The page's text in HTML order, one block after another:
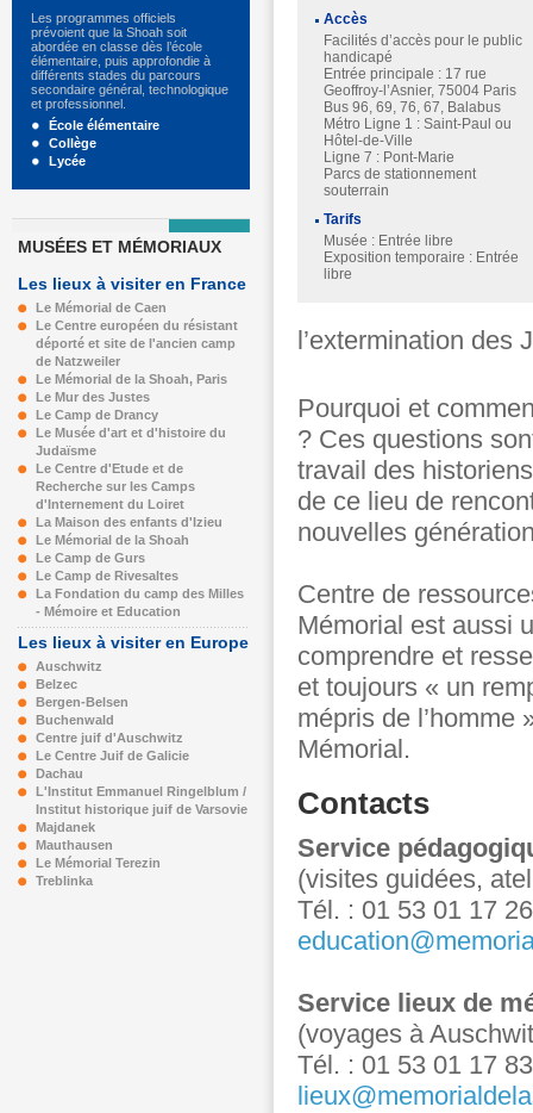
Les programmes officiels
prévoient que la Shoah soit
abordée en classe dès l’école
élémentaire, puis approfondie à
différents stades du parcours
secondaire général, technologique
et professionnel.
École élémentaire
Collège
Lycée
MUSÉES ET MÉMORIAUX
Les lieux à visiter en France
Le Mémorial de Caen
Le Centre européen du résistant
déporté et site de l'ancien camp
de Natzweiler
Le Mémorial de la Shoah, Paris
Le Mur des Justes
Le Camp de Drancy
Le Musée d'art et d'histoire du
Judaïsme
Le Centre d'Etude et de
Recherche sur les Camps
d'Internement du Loiret
La Maison des enfants d'Izieu
Le Mémorial de la Shoah
Le Camp de Gurs
Le Camp de Rivesaltes
La Fondation du camp des Milles
- Mémoire et Education
Les lieux à visiter en Europe
Auschwitz
Belzec
Bergen-Belsen
Buchenwald
Centre juif d'Auschwitz
Le Centre Juif de Galicie
Dachau
L'Institut Emmanuel Ringelblum /
Institut historique juif de Varsovie
Majdanek
Mauthausen
Le Mémorial Terezin
Treblinka
Accès
Facilités d’accès pour le public
handicapé
Entrée principale : 17 rue
Geoffroy-l’Asnier, 75004 Paris
Bus 96, 69, 76, 67, Balabus
Métro Ligne 1 : Saint-Paul ou
Hôtel-de-Ville
Ligne 7 : Pont-Marie
Parcs de stationnement
souterrain
Tarifs
Musée : Entrée libre
Exposition temporaire : Entrée
libre
l’extermination des
Pourquoi et
? Ces questions
travail des
de ce lieu de
nouvelles
Centre de
Mémorial est aussi
comprendre et
et toujours « un
mépris de l’homme
Mémorial.
Contacts
Service
(visites guidées,
Tél. : 01 53 01 17 26
Service lieux de
(voyages à
Tél. : 01 53 01 17 83